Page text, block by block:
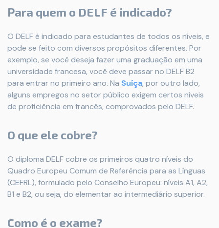
Para quem o DELF é indicado?
O DELF é indicado para estudantes de todos os níveis, e
pode se feito com diversos propósitos diferentes. Por
exemplo, se você deseja fazer uma graduação em uma
universidade francesa, você deve passar no DELF B2
para entrar no primeiro ano. Na Suíça, por outro lado,
alguns empregos no setor público exigem certos níveis
de proficiência em francês, comprovados pelo DELF.
O que ele cobre?
O diploma DELF cobre os primeiros quatro níveis do
Quadro Europeu Comum de Referência para as Línguas
(CEFRL), formulado pelo Conselho Europeu: níveis A1, A2,
B1 e B2, ou seja, do elementar ao intermediário superior.
Como é o exame?